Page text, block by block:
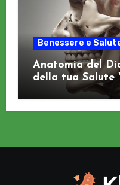
Benessere e
Anatomia del
della tua Salute